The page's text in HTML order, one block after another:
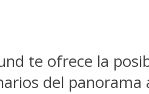
te ofrece la
del panorama